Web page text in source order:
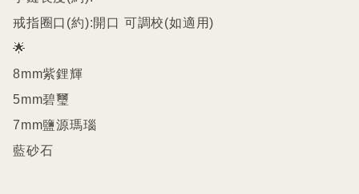
戒指圈口(約):開口 可調校(如適用)
🌟
8mm紫鋰輝
5mm碧璽
7mm鹽源瑪瑙
藍砂石